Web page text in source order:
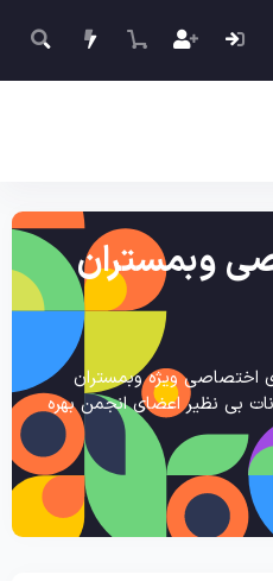
وبمستران
اختصاصی ویژه وبمستران
بی نظیر اعضای انجمن بهره